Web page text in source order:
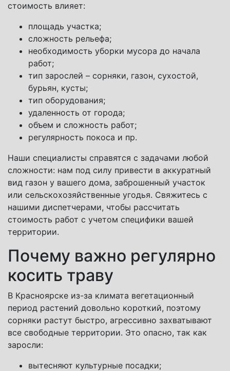
стоимость влияет:
площадь участка;
сложность рельефа;
необходимость уборки мусора до начала
работ;
тип зарослей – сорняки, газон, сухостой,
бурьян, кусты;
тип оборудования;
удаленность от города;
объем и сложность работ;
регулярность покоса и пр.
Наши специалисты справятся с задачами любой
сложности: нам под силу привести в аккуратный
вид газон у вашего дома, заброшенный участок
или сельскохозяйственные угодья. Свяжитесь с
нашими диспетчерами, чтобы рассчитать
стоимость работ с учетом специфики вашей
территории.
Почему важно регулярно
косить траву
В Красноярске из-за климата вегетационный
период растений довольно короткий, поэтому
сорняки растут быстро, агрессивно захватывают
все свободные территории. Это опасно, так как
заросли:
вытесняют культурные посадки;